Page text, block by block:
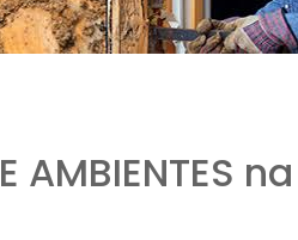
AMBIENTES